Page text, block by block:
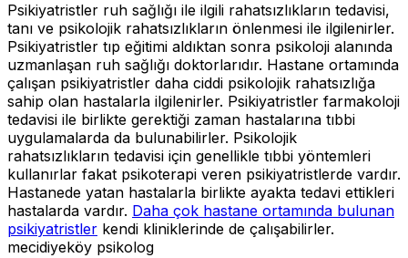
Psikiyatristler ruh sağlığı ile ilgili rahatsızlıkların tedavisi,
tanı ve psikolojik rahatsızlıkların önlenmesi ile ilgilenirler.
Psikiyatristler tıp eğitimi aldıktan sonra psikoloji alanında
uzmanlaşan ruh sağlığı doktorlarıdır. Hastane ortamında
çalışan psikiyatristler daha ciddi psikolojik rahatsızlığa
sahip olan hastalarla ilgilenirler. Psikiyatristler farmakoloji
tedavisi ile birlikte gerektiği zaman hastalarına tıbbi
uygulamalarda da bulunabilirler. Psikolojik
rahatsızlıkların tedavisi için genellikle tıbbi yöntemleri
kullanırlar fakat psikoterapi veren psikiyatristlerde vardır.
Hastanede yatan hastalarla birlikte ayakta tedavi ettikleri
hastalarda vardır. Daha çok hastane ortamında bulunan
psikiyatristler kendi kliniklerinde de çalışabilirler.
mecidiyeköy psikolog